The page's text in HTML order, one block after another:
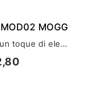
MOGG
Cassettiera Ordinary day di Mogg: un toque di eleganza all'arredamento della tua casa